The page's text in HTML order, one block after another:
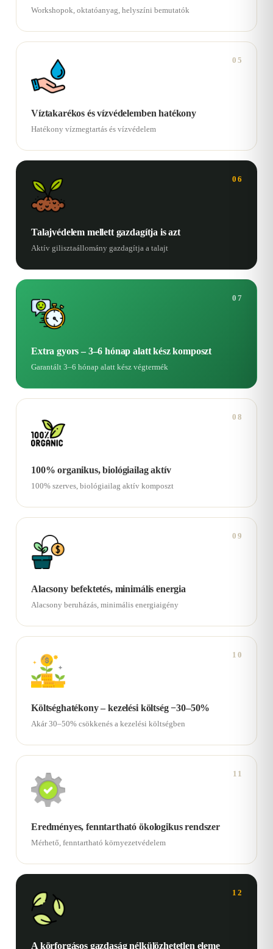
Workshopok, oktatóanyag, helyszíni bemutatók
05
Víztakarékos és vízvédelemben hatékony
Hatékony vízmegtartás és vízvédelem
06
Talajvédelem mellett gazdagítja is azt
Aktív gilisztaállomány gazdagítja a talajt
07
Extra gyors – 3–6 hónap alatt kész komposzt
Garantált 3–6 hónap alatt kész végtermék
08
100% organikus, biológiailag aktív
100% szerves, biológiailag aktív komposzt
09
Alacsony befektetés, minimális energia
Alacsony beruházás, minimális energiaigény
10
Költséghatékony – kezelési költség −30–50%
Akár 30–50% csökkenés a kezelési költségben
11
Eredményes, fenntartható ökologikus rendszer
Mérhető, fenntartható környezetvédelem
12
A körforgásos gazdaság nélkülözhetetlen eleme